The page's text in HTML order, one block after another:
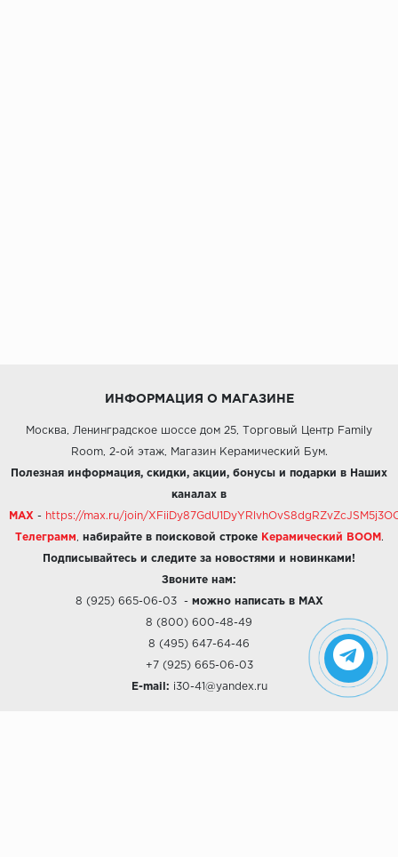
ИНФОРМАЦИЯ О МАГАЗИНЕ
Москва, Ленинградское шоссе дом 25, Торговый Центр Family
Room, 2-ой этаж, Магазин Керамический Бум.
Полезная информация, скидки, акции, бонусы и подарки в Наших
каналах в
MAX - https://max.ru/join/
Телеграмм набирайте в поисковой строке Керамический BOOM .
Подписывайтесь и следите за новостями и новинками!
Звоните нам:
8 (925) 665-06-03- можно написать в MAX
8 (800) 600-48-49
8 (495) 647-64-46
+7 (925) 665-06-03
E-mail: i30-41@yandex.ru